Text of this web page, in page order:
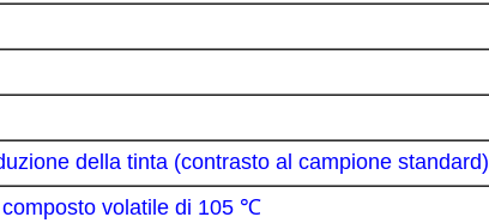
della tinta (contrasto al campione standard)
volatile di 105 ℃